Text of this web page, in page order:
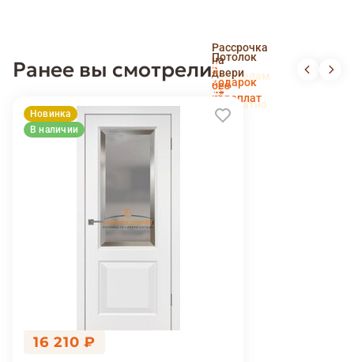
пенсионерам
и
новоселам
Рассрочка
на
двери
без
переплат
Потолок
в
подарок
Доставка
и
установка
беслпатно
Ранее вы смотрели
Новинка
В наличии
16 210 ₽